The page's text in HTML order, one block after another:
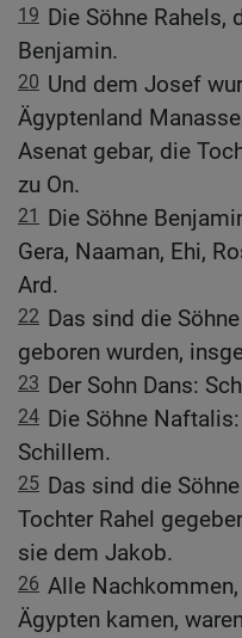
19 Die Söhne Rahels,
Benjamin.
20 Und dem Josef
Ägyptenland
Asenat gebar, die
zu On.
21
Die Söhne
Gera, Naaman, Ehi,
Ard.
22 Das sind die
geboren wurden,
23 Der Sohn Dans:
24 Die Söhne
Schillem.
25 Das sind die
Tochter Rahel
sie dem Jakob.
26 Alle
Ägypten kamen,